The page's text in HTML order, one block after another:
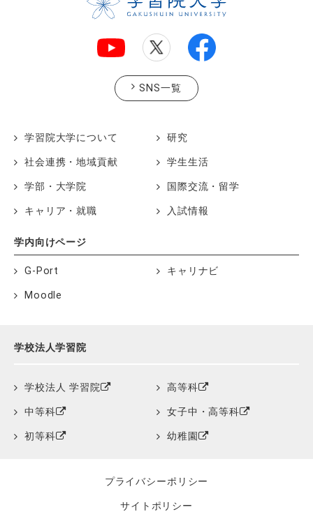
SNS一覧
学習院大学について 研究
社会連携・地域貢献 学生生活
学部・大学院 国際交流・留学
キャリア・就職 入試情報
学内向けページ
G-Port キャリナビ
Moodle
学校法人学習院
学校法人 学習院 高等科
中等科 女子中・高等科
初等科 幼稚園
プライバシーポリシー
サイトポリシー